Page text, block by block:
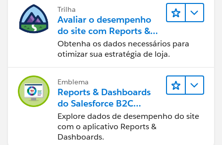
Trilha
Avaliar o desempenho
do site com Reports &
Dashboards do B2C
Commerce
Obtenha os dados necessários para
otimizar sua estratégia de loja.
Emblema
Reports & Dashboards
do Salesforce B2C
Commerce
Explore dados de desempenho do site
com o aplicativo Reports &
Dashboards.